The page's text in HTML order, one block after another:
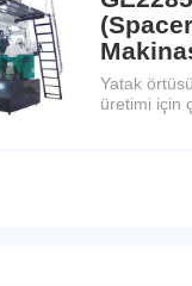
Yatak
üretimi için